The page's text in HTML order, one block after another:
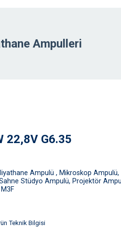
Ampulleri
22,8V G6.35
Ampulü , Mikroskop Ampulü,
Stüdyo Ampulü, Projektör
M3F
Teknik Bilgisi